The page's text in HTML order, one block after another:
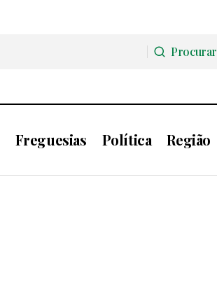
Procurar
Freguesias Política Região